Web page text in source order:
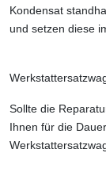
Kondensat
und setzen diese
Sollte die
Ihnen für die